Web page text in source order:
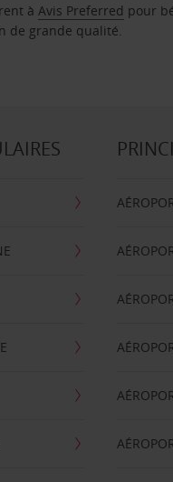
àAvis Preferred pour
de grande qualité.